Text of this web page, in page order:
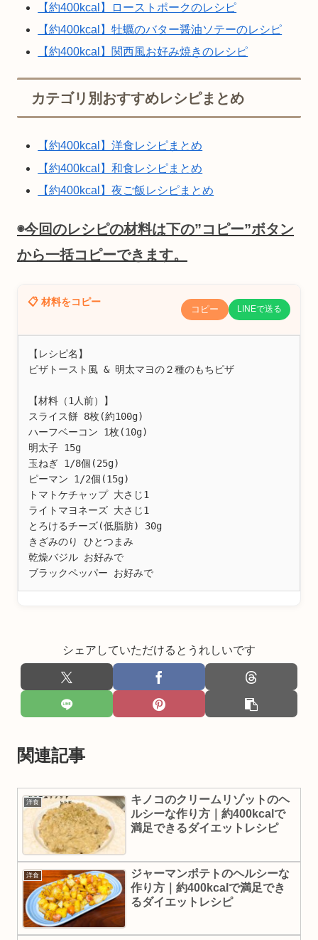
【約400kcal】ローストポークのレシピ
【約400kcal】牡蠣のバター醤油ソテーのレシピ
【約400kcal】関西風お好み焼きのレシピ
カテゴリ別おすすめレシピまとめ
【約400kcal】洋食レシピまとめ
【約400kcal】和食レシピまとめ
【約400kcal】夜ご飯レシピまとめ
◉今回のレシピの材料は下の”コピー”ボタン
から一括コピーできます。
📋 材料をコピー
コピー LINEで送る
【レシピ名】
ピザトースト風 & 明太マヨの２種のもちピザ
【材料（1人前）】
スライス餅 8枚(約100g)
ハーフベーコン 1枚(10g)
明太子 15g
玉ねぎ 1/8個(25g)
ピーマン 1/2個(15g)
トマトケチャップ 大さじ1
ライトマヨネーズ 大さじ1
とろけるチーズ(低脂肪) 30g
きざみのり ひとつまみ
乾燥バジル お好みで
ブラックペッパー お好みで
シェアしていただけるとうれしいです
関連記事
洋食
キノコのクリームリゾットのヘ
ルシーな作り方｜約400kcalで
満足できるダイエットレシピ
洋食
ジャーマンポテトのヘルシーな
作り方｜約400kcalで満足でき
るダイエットレシピ